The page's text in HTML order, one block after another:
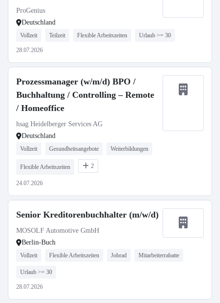
ProGenius
Deutschland
Vollzeit Teilzeit Flexible Arbeitszeiten Urlaub >= 30
28.07.2026
Prozessmanager (w/m/d) BPO /
Buchhaltung / Controlling – Remote
/ Homeoffice
hsag Heidelberger Services AG
Deutschland
Vollzeit Gesundheitsangebote Weiterbildungen
Flexible Arbeitszeiten 2
24.07.2026
Senior Kreditorenbuchhalter (m/w/d)
MOSOLF Automotive GmbH
Berlin-Buch
Vollzeit Flexible Arbeitszeiten Jobrad Mitarbeiterrabatte
Urlaub >= 30
28.07.2026